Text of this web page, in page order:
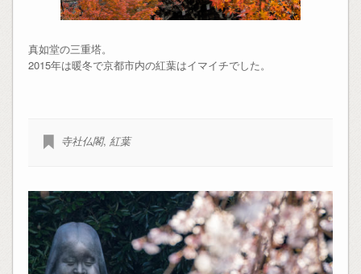
真如堂の三重塔。
2015年は暖冬で京都市内の紅葉はイマイチでした。
寺社仏閣, 紅葉